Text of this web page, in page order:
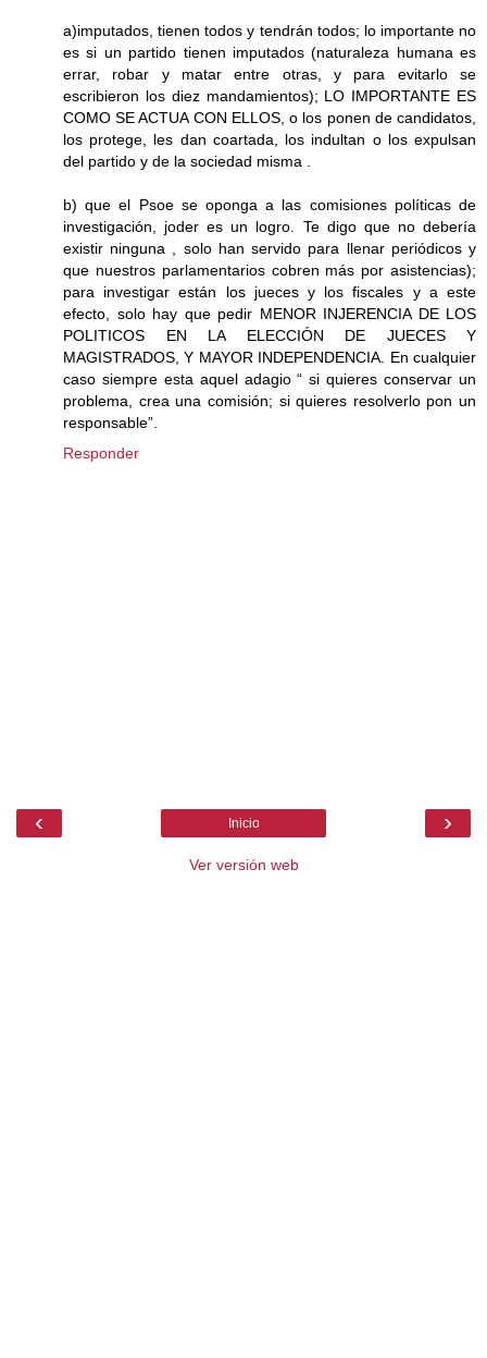
a)imputados, tienen todos y tendrán todos; lo importante no
es si un partido tienen imputados (naturaleza humana es
errar, robar y matar entre otras, y para evitarlo se
escribieron los diez mandamientos); LO IMPORTANTE ES
COMO SE ACTUA CON ELLOS, o los ponen de candidatos,
los protege, les dan coartada, los indultan o los expulsan
del partido y de la sociedad misma .
b) que el Psoe se oponga a las comisiones políticas de
investigación, joder es un logro. Te digo que no debería
existir ninguna , solo han servido para llenar periódicos y
que nuestros parlamentarios cobren más por asistencias);
para investigar están los jueces y los fiscales y a este
efecto, solo hay que pedir MENOR INJERENCIA DE LOS
POLITICOS EN LA ELECCIÓN DE JUECES Y
MAGISTRADOS, Y MAYOR INDEPENDENCIA. En cualquier
caso siempre esta aquel adagio “ si quieres conservar un
problema, crea una comisión; si quieres resolverlo pon un
responsable”.
Responder
‹ ›
Inicio
Ver versión web